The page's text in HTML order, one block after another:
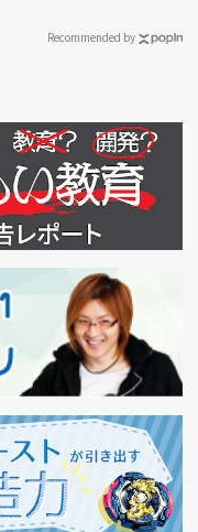
Recommended by